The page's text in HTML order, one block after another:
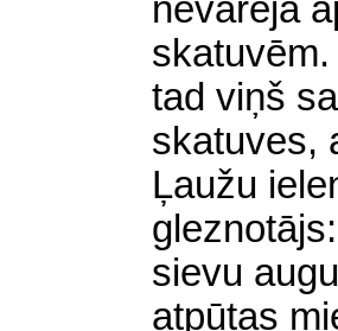
nevarēja
tad viņš
skatuves,
Ļaužu
sievu
atpūtas